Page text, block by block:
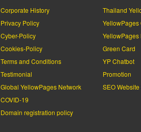
Corporate History
Privacy Policy
Cyber-Policy
Cookies-Policy
Terms and Conditions
Testimonial
Global YellowPages Network
COVID-19
Domain registration policy
Thailand
YellowPages
YellowPages
Green Card
YP Chatbot
Promotion
SEO